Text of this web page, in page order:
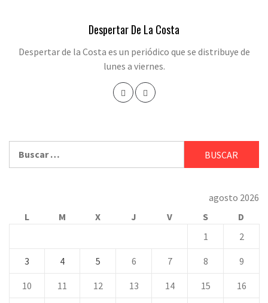
Despertar De La Costa
Despertar de la Costa es un periódico que se distribuye de
lunes a viernes.
agosto 2026
L
M X J V S
D
1
2
3 4 5 6 7 8 9
10 11 12 13 14 15 16